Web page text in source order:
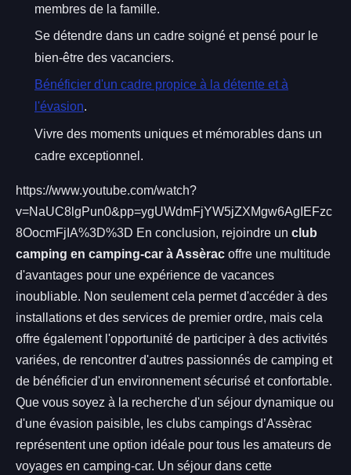
membres de la famille.
Se détendre dans un cadre soigné et pensé pour le
bien-être des vacanciers.
Bénéficier d'un cadre propice à la détente et à
l'évasion.
Vivre des moments uniques et mémorables dans un
cadre exceptionnel.
https://www.youtube.com/watch?
v=NaUC8lgPun0&pp=ygUWdmFjYW5jZXMgw6AgIEFzc
8OocmFjIA%3D%3D En conclusion, rejoindre un club
camping en camping-car à Assèrac offre une multitude
d'avantages pour une expérience de vacances
inoubliable. Non seulement cela permet d'accéder à des
installations et des services de premier ordre, mais cela
offre également l'opportunité de participer à des activités
variées, de rencontrer d'autres passionnés de camping et
de bénéficier d'un environnement sécurisé et confortable.
Que vous soyez à la recherche d'un séjour dynamique ou
d'une évasion paisible, les clubs campings d’Assèrac
représentent une option idéale pour tous les amateurs de
voyages en camping-car. Un séjour dans cette